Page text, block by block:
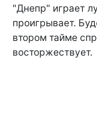
"Днепр" играет
проигрывает.
втором тайме
восторжествует.